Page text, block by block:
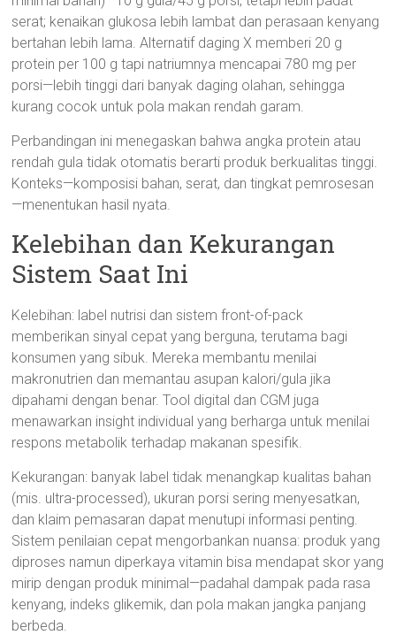
serat; kenaikan glukosa lebih lambat dan perasaan kenyang
bertahan lebih lama. Alternatif daging X memberi 20 g
protein per 100 g tapi natriumnya mencapai 780 mg per
porsi—lebih tinggi dari banyak daging olahan, sehingga
kurang cocok untuk pola makan rendah garam.
Perbandingan ini menegaskan bahwa angka protein atau
rendah gula tidak otomatis berarti produk berkualitas tinggi.
Konteks—komposisi bahan, serat, dan tingkat pemrosesan
—menentukan hasil nyata.
Kelebihan dan Kekurangan
Sistem Saat Ini
Kelebihan: label nutrisi dan sistem front-of-pack
memberikan sinyal cepat yang berguna, terutama bagi
konsumen yang sibuk. Mereka membantu menilai
makronutrien dan memantau asupan kalori/gula jika
dipahami dengan benar. Tool digital dan CGM juga
menawarkan insight individual yang berharga untuk menilai
respons metabolik terhadap makanan spesifik.
Kekurangan: banyak label tidak menangkap kualitas bahan
(mis. ultra-processed), ukuran porsi sering menyesatkan,
dan klaim pemasaran dapat menutupi informasi penting.
Sistem penilaian cepat mengorbankan nuansa: produk yang
diproses namun diperkaya vitamin bisa mendapat skor yang
mirip dengan produk minimal—padahal dampak pada rasa
kenyang, indeks glikemik, dan pola makan jangka panjang
berbeda.